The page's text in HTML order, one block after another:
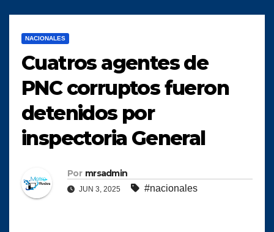
NACIONALES
Cuatros agentes de
PNC corruptos fueron
detenidos por
inspectoria General
Por mrsadmin
JUN 3, 2025 #nacionales